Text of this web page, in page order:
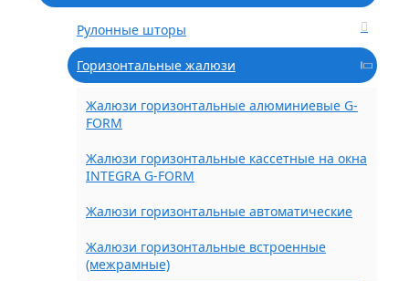
Рулонные шторы
Горизонтальные жалюзи
Жалюзи горизонтальные алюминиевые G-
FORM
Жалюзи горизонтальные кассетные на окна
INTEGRA G-FORM
Жалюзи горизонтальные автоматические
Жалюзи горизонтальные встроенные
(межрамные)